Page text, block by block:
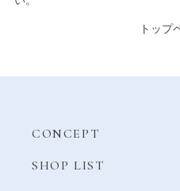
トップ
CONCEPT
SHOP LIST